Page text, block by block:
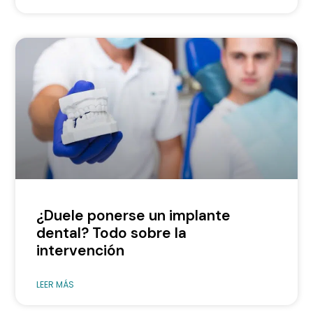
¿Duele ponerse un implante
dental? Todo sobre la
intervención
LEER MÁS